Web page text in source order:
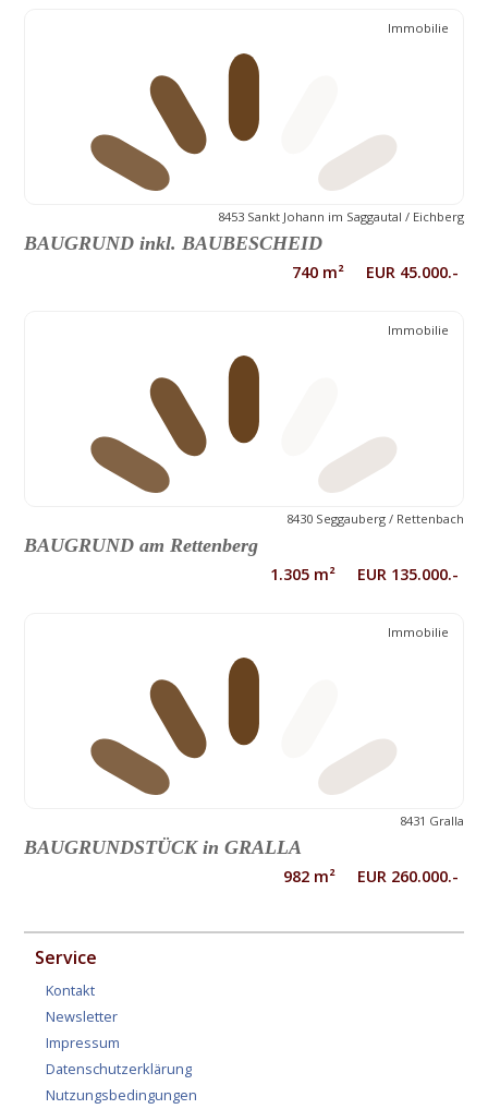
Immobilie
8453 Sankt Johann im Saggautal / Eichberg
BAUGRUND inkl. BAUBESCHEID
740 m² EUR 45.000.-
Immobilie
8430 Seggauberg / Rettenbach
BAUGRUND am Rettenberg
1.305 m² EUR 135.000.-
Immobilie
8431 Gralla
BAUGRUNDSTÜCK in GRALLA
982 m² EUR 260.000.-
Service
Kontakt
Newsletter
Impressum
Datenschutzerklärung
Nutzungsbedingungen